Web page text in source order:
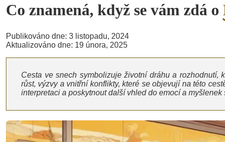
Co znamená, když se vám zdá o
Publikováno dne: 3 listopadu, 2024
Aktualizováno dne: 19 února, 2025
Cesta ve snech symbolizuje životní dráhu a rozhodnutí,
růst, výzvy a vnitřní konflikty, které se objevují na této
interpretaci a poskytnout další vhled do emocí a myšlenek